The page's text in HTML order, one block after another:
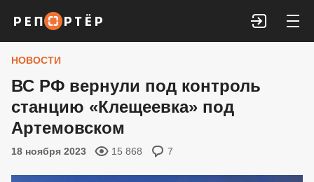
Войти
НОВОСТИ
ВС РФ вернули под контроль
станцию «Клещеевка» под
Артемовском
18 ноября 2023 15 868 7